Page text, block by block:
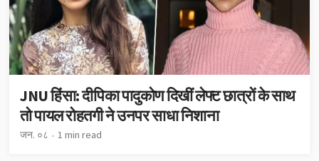
JNU हिंसा: दीपिका पादुकोण दिखीं लेफ्ट छात्रों के साथ
तो पायल रोहतगी ने उनपर साधा निशाना
जन. ०८ 1 min read